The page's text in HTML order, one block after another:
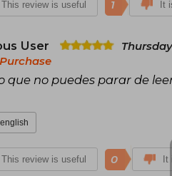
This review is useful 1 It
User
que no puedes parar de
This review is useful 0 It